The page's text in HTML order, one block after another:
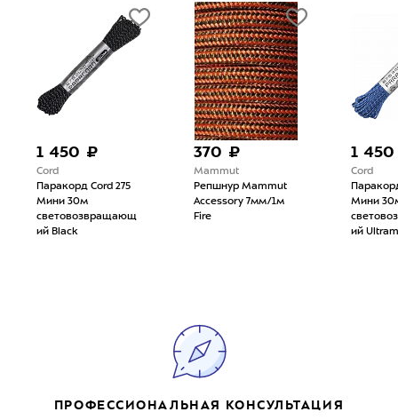
1 450 ₽
Cord
Паракорд Cord 275
Мини 30м
световозвращающ
ий Black
370 ₽
Mammut
Репшнур Mammut
Accessory 7мм/1м
Fire
1
Cord
Мини
ий
ПРОФЕССИОНАЛЬНАЯ КОНСУЛЬТАЦИЯ